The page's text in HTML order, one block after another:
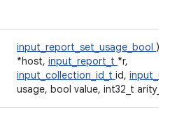
input_report_set_usage_bool )(
*host, input_report_t *r,
input_collection_id_t id,
usage, bool value, int32_t